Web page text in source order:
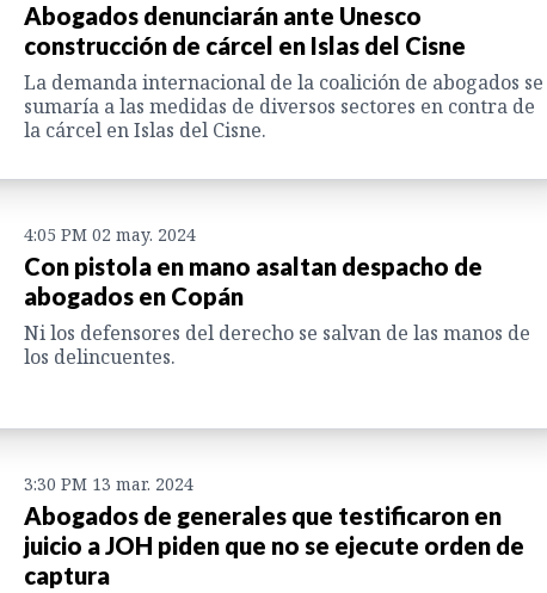
Abogados denunciarán ante Unesco
construcción de cárcel en Islas del Cisne
La demanda internacional de la coalición de abogados se
sumaría a las medidas de diversos sectores en contra de
la cárcel en Islas del Cisne.
4:05 PM 02 may. 2024
Con pistola en mano asaltan despacho de
abogados en Copán
Ni los defensores del derecho se salvan de las manos de
los delincuentes.
3:30 PM 13 mar. 2024
Abogados de generales que testificaron en
juicio a JOH piden que no se ejecute orden de
captura